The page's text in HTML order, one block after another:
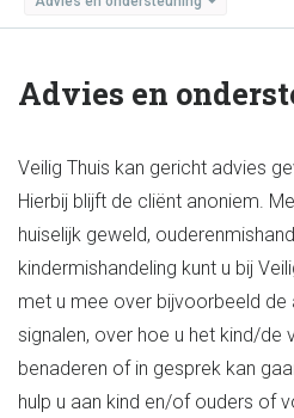
Advies en
Veilig Thuis kan gericht advies
Hierbij blijft de cliënt anoniem.
huiselijk geweld,
kindermishandeling kunt u bij
met u mee over bijvoorbeeld de
signalen, over hoe u het kind/de
benaderen of in gesprek kan
hulp u aan kind en/of ouders of